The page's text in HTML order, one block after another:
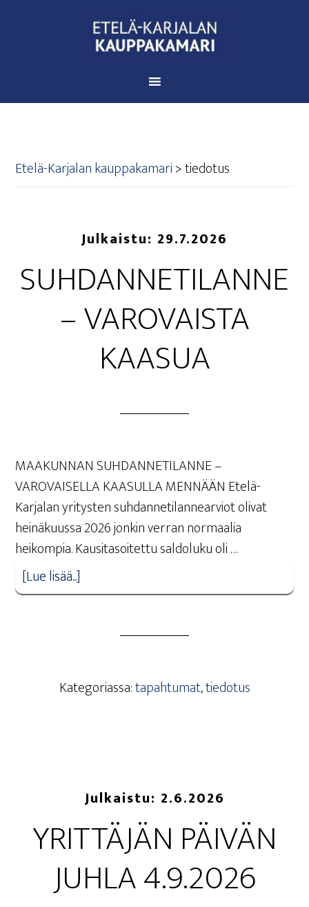
Etelä-Karjalan kauppakamari>tiedotus
Julkaistu: 29.7.2026
SUH­DAN­NE­TI­LAN­NE
– VARO­VAIS­TA
KAASUA
MAAKUNNAN SUHDANNETILANNE –
VAROVAISELLA KAASULLA MENNÄÄN Etelä-
Karjalan yritysten suhdannetilannearviot olivat
heinäkuussa 2026 jonkin verran normaalia
heikompia. Kausitasoitettu saldoluku oli …
[Lue lisää...]
Kategoriassa:tapahtumat,tiedotus
Julkaistu: 2.6.2026
YRIT­TÄ­JÄN PÄI­VÄN
JUH­LA 4.9.2026